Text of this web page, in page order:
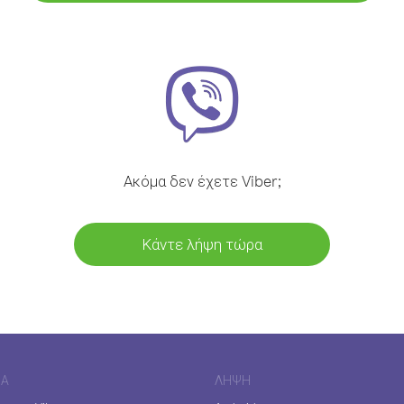
Ακόμα δεν έχετε Viber;
Κάντε λήψη τώρα
ΛΉΨΗ